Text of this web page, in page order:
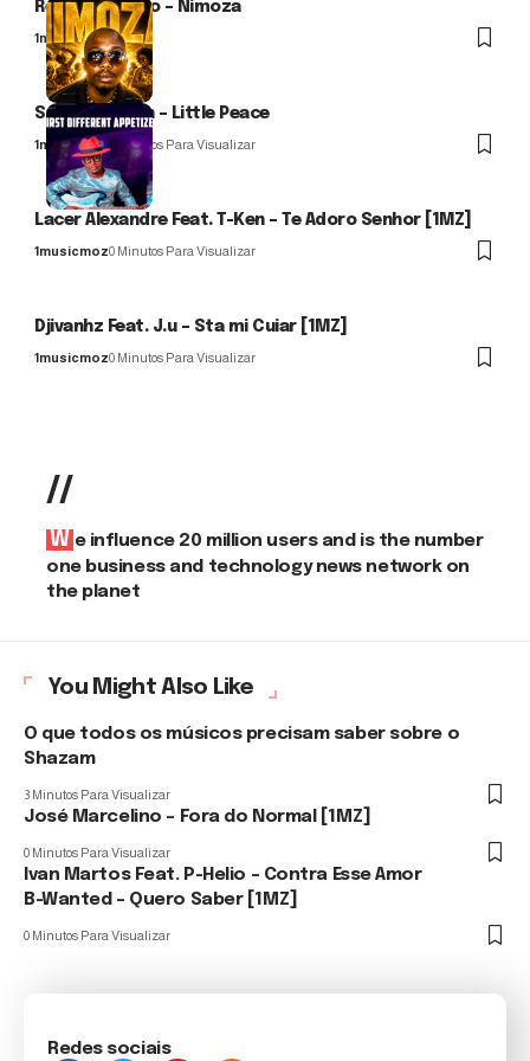
Reflex Bigodão – Nimoza
1musicmoz
SaF Artisticoh – Little Peace
1musicmoz 0 Minutos Para Visualizar
Lacer Alexandre Feat. T-Ken – Te Adoro Senhor [1MZ]
1musicmoz0 Minutos Para Visualizar
Djivanhz Feat. J.u – Sta mi Cuiar [1MZ]
1musicmoz0 Minutos Para Visualizar
//
We influence 20 million users and is the number
one business and technology news network on
the planet
You Might Also Like
O que todos os músicos precisam saber sobre o
Shazam
3 Minutos Para Visualizar
José Marcelino – Fora do Normal [1MZ]
0 Minutos Para Visualizar
Ivan Martos Feat. P-Helio – Contra Esse Amor
B-Wanted – Quero Saber [1MZ]
0 Minutos Para Visualizar
Redes sociais